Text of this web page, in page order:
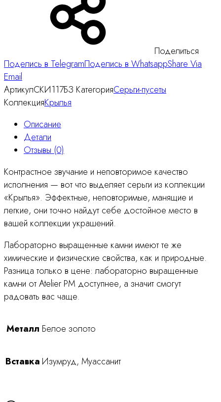
Поделиться
Поделись в TelegramПоделись в WhatsappShare Via
Email
АртикулСКИ117БЗ КатегорияСерьги-пусеты
КоллекцияКрылья
Описание
Детали
Отзывы (0)
Контрастное звучание и неповторимое качество
исполнения — вот что выделяет серьги из коллекции
«Крылья». Эффектные, неповторимые, манящие и
легкие, они точно найдут себе достойное место в
вашей коллекции украшений.
Лабораторно выращенные камни имеют те же
химические и физические свойства, как и природные.
Разница только в цене: лабораторно выращенные
камни от Atelier PM доступнее, а значит смогут
радовать вас чаще.
Металл Белое золото
Вставка Изумруд, Муассанит